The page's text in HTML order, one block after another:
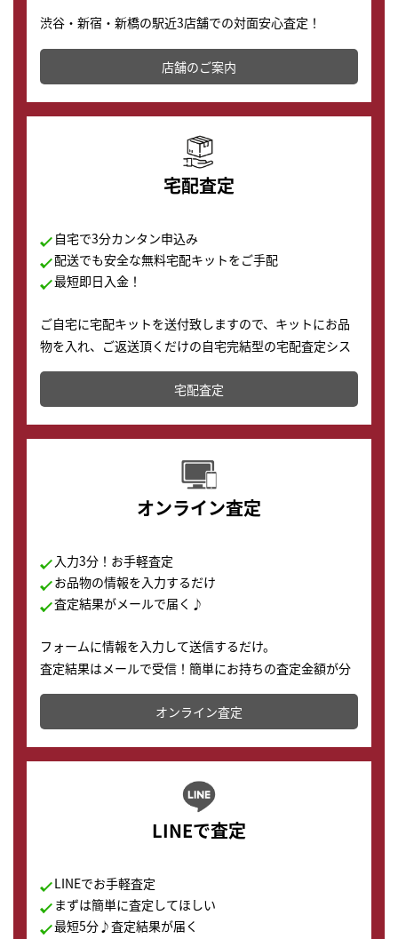
渋谷・新宿・新橋の駅近3店舗での対面安心査定！
その場で現金買取致します。渋谷本店では、時計販売の
店舗を併設しており、下取りに出してお得に新しい時計
の購入もできます♪
店舗のご案内
宅配査定
自宅で3分カンタン申込み
配送でも安全な無料宅配キットをご手配
最短即日入金！
ご自宅に宅配キットを送付致しますので、キットにお品
物を入れ、ご返送頂くだけの自宅完結型の宅配査定シス
テムです。
配送でも簡単&安全に査定・買取に出すことが可能で
す。
宅配査定
オンライン査定
入力3分！お手軽査定
お品物の情報を入力するだけ
査定結果がメールで届く♪
フォームに情報を入力して送信するだけ。
査定結果はメールで受信！簡単にお持ちの査定金額が分
かります。
オンライン査定
LINEで査定
LINEでお手軽査定
まずは簡単に査定してほしい
最短5分♪査定結果が届く